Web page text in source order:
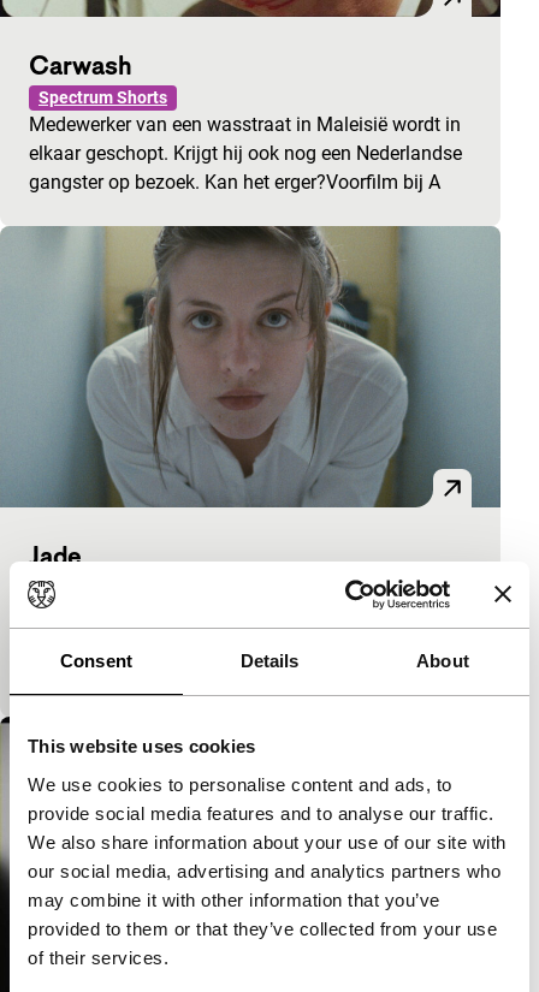
Consent Details About
This website uses cookies
We use cookies to personalise content and ads, to
provide social media features and to analyse our traffic.
We also share information about your use of our site with
our social media, advertising and analytics partners who
may combine it with other information that you’ve
provided to them or that they’ve collected from your use
of their services.
Carwash
Spectrum Shorts
Medewerker van een wasstraat in Maleisië wordt in
elkaar geschopt. Krijgt hij ook nog een Nederlandse
gangster op bezoek. Kan het erger?Voorfilm bij A
Jade
Spectrum Shorts
Zilveren Beer-winnaar in Berlijn is een subtiel, sober
situatie. Haar ongemak is bijna fysiek voelbaar.